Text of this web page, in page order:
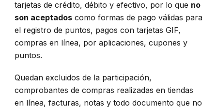
tarjetas de crédito, débito y efectivo, por lo que no
son aceptados como formas de pago válidas para
el registro de puntos, pagos con tarjetas GIF,
compras en línea, por aplicaciones, cupones y
puntos.
Quedan excluidos de la participación,
comprobantes de compras realizadas en tiendas
en línea, facturas, notas y todo documento que no